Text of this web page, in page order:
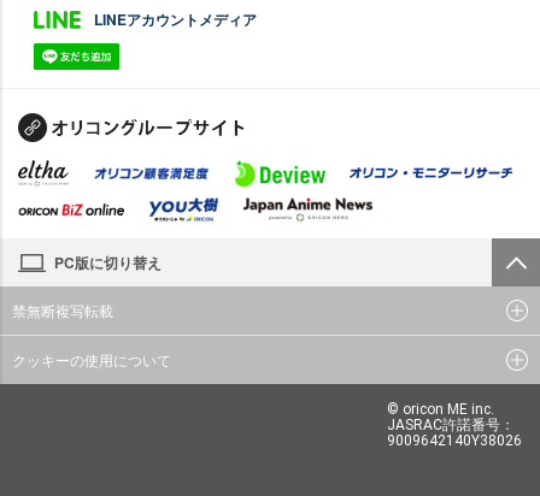
LINEアカウントメディア
PC版に切り替え
禁無断複写転載
クッキーの使用について
© oricon ME inc.
JASRAC許諾番号：
9009642140Y38026